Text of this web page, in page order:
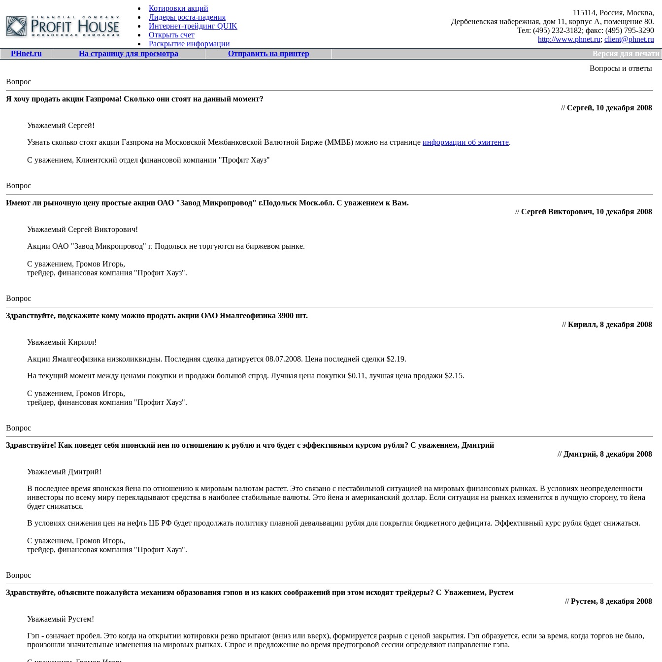
Котировки акций
Лидеры роста-падения
Интернет-трейдинг QUIK
Открыть счет
Раскрытие информации
115114, Россия, Москва,
Дербеневская набережная, дом 11, корпус А, помещение 80.
Тел: (495) 232-3182; факс: (495) 795-3290
http://www.phnet.ru; client@phnet.ru
PHnet.ru
На страницу для просмотра Отправить на принтер
Версия для печати
Вопросы и ответы
Вопрос
Я хочу продать акции Газпрома! Сколько они стоят на данный момент?
//Сергей, 10 декабря 2008
Уважаемый Сергей!
Узнать сколько стоят акции Газпрома на Московской Межбанковской Валютной Бирже (ММВБ) можно на странице информации об эмитенте.
С уважением, Клиентский отдел финансовой компании "Профит Хауз"
Вопрос
Имеют ли рыночную цену простые акции ОАО "Завод Микропровод" г.Подольск Моск.обл. С уважением к Вам.
//Сергей Викторович, 10 декабря 2008
Уважаемый Сергей Викторович!
Акции ОАО "Завод Микропровод" г. Подольск не торгуются на биржевом рынке.
С уважением, Громов Игорь,
трейдер, финансовая компания "Профит Хауз".
Вопрос
Здравствуйте, подскажите кому можно продать акции ОАО Ямалгеофизика 3900 шт.
//Кирилл, 8 декабря 2008
Уважаемый Кирилл!
Акции Ямалгеофизика низколиквидны. Последняя сделка датируется 08.07.2008. Цена последней сделки $2.19.
На текущий момент между ценами покупки и продажи большой спрэд. Лучшая цена покупки $0.11, лучшая цена продажи $2.15.
С уважением, Громов Игорь,
трейдер, финансовая компания "Профит Хауз".
Вопрос
Здравствуйте! Как поведет себя японский иен по отношению к рублю и что будет с эффективным курсом рубля? С уважением, Дмитрий
// Дмитрий, 8 декабря 2008
Уважаемый Дмитрий!
В последнее время японская йена по отношению к мировым валютам растет. Это связано с нестабильной ситуацией на мировых финансовых рынках. В условиях неопределенности
инвесторы по всему миру перекладывают средства в наиболее стабильные валюты. Это йена и американский доллар. Если ситуация на рынках изменится в лучшую сторону, то йена
будет снижаться.
В условиях снижения цен на нефть ЦБ РФ будет продолжать политику плавной девальвации рубля для покрытия бюджетного дефицита. Эффективный курс рубля будет снижаться.
С уважением, Громов Игорь,
трейдер, финансовая компания "Профит Хауз".
Вопрос
Здравствуйте, объясните пожалуйста механизм образования гэпов и из каких соображений при этом исходят трейдеры? С Уважением, Рустем
//Рустем, 8 декабря 2008
Уважаемый Рустем!
Гэп - означает пробел. Это когда на открытии котировки резко прыгают (вниз или вверх), формируется разрыв с ценой закрытия. Гэп образуется, если за время, когда торгов не было,
произошли значительные изменения на мировых рынках. Спрос и предложение во время предтогровой сессии определяют направление гэпа.